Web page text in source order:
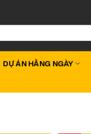
DỰ ÁN HẰNG NGÀY